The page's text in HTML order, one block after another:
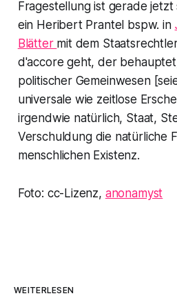
Fragestellung ist gerade
ein Heribert Prantel bspw. in
Blätter mit dem
d'accore geht, der
politischer Gemeinwesen
universale wie zeitlose
irgendwie natürlich, Staat,
Verschuldung die natürliche
menschlichen Existenz.
Foto: cc-Lizenz, anonamyst
WEITERLESEN